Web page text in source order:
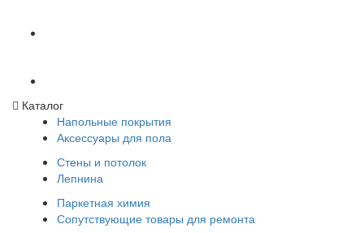
Каталог
Напольные покрытия
Аксессуары для пола
Стены и потолок
Лепнина
Паркетная химия
Сопутствующие товары для ремонта